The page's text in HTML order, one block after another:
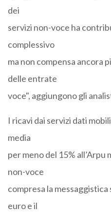
dei
servizi non-voce ha
complessivo
ma non compensa ancora
delle entrate
voce", aggiungono gli
I ricavi dai servizi dati
media
per meno del 15%
non-voce
compresa la messaggistica
euro e il